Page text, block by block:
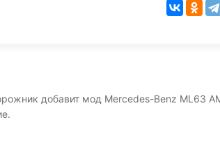
добавит мод Mercedes-Benz ML63